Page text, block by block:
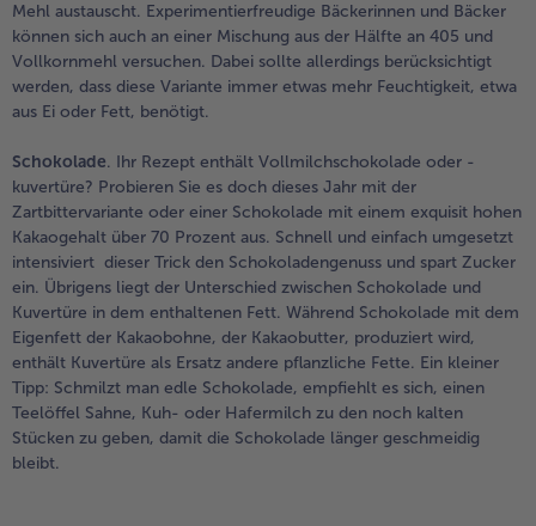
Mehl austauscht. Experimentierfreudige Bäckerinnen und Bäcker
können sich auch an einer Mischung aus der Hälfte an 405 und
Vollkornmehl versuchen. Dabei sollte allerdings berücksichtigt
werden, dass diese Variante immer etwas mehr Feuchtigkeit, etwa
aus Ei oder Fett, benötigt.
Schokolade. Ihr Rezept enthält Vollmilchschokolade oder -
kuvertüre? Probieren Sie es doch dieses Jahr mit der
Zartbittervariante oder einer Schokolade mit einem exquisit hohen
Kakaogehalt über 70 Prozent aus. Schnell und einfach umgesetzt
intensiviert dieser Trick den Schokoladengenuss und spart Zucker
ein. Übrigens liegt der Unterschied zwischen Schokolade und
Kuvertüre in dem enthaltenen Fett. Während Schokolade mit dem
Eigenfett der Kakaobohne, der Kakaobutter, produziert wird,
enthält Kuvertüre als Ersatz andere pflanzliche Fette. Ein kleiner
Tipp: Schmilzt man edle Schokolade, empfiehlt es sich, einen
Teelöffel Sahne, Kuh- oder Hafermilch zu den noch kalten
Stücken zu geben, damit die Schokolade länger geschmeidig
bleibt.